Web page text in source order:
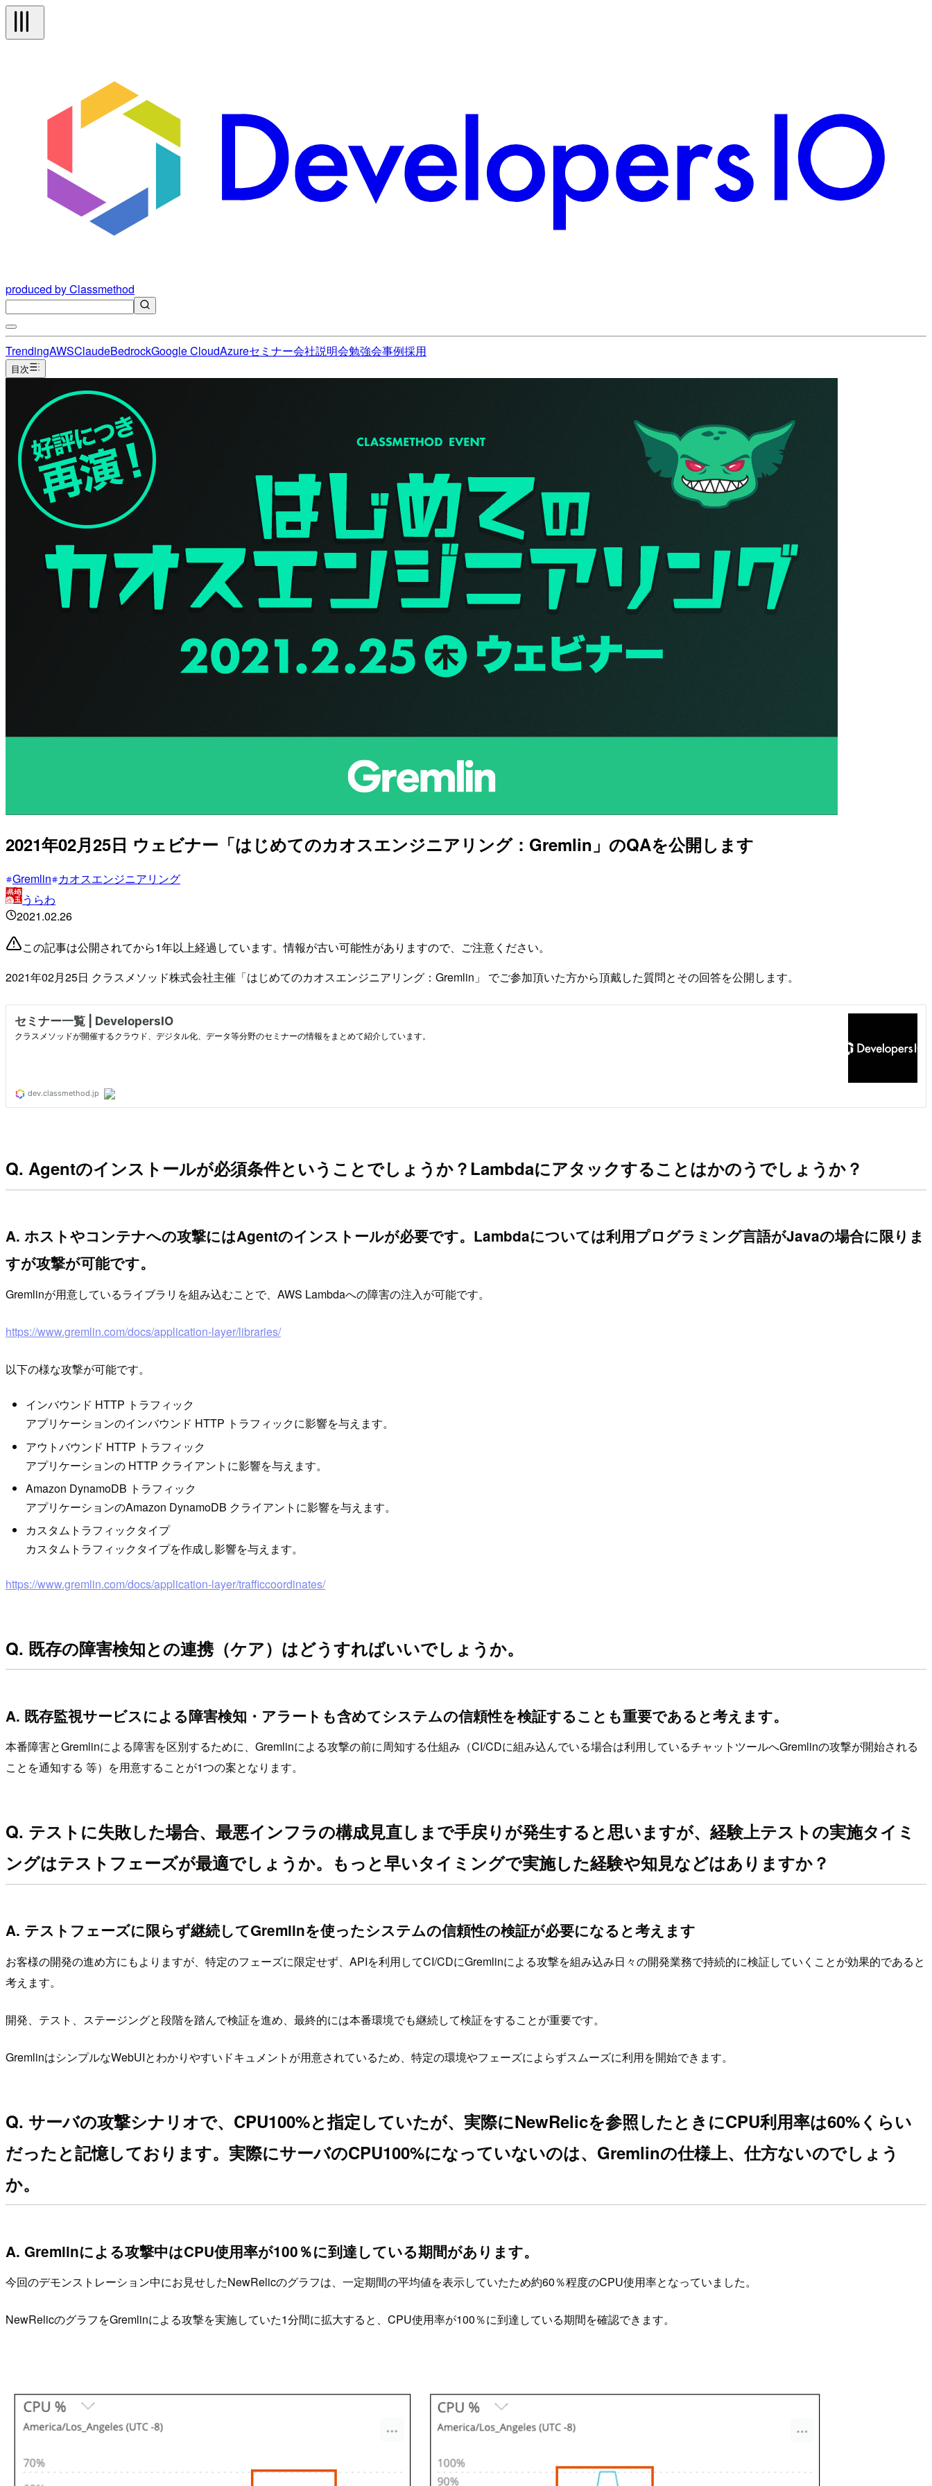
produced by Classmethod
TrendingAWSClaudeBedrockGoogle CloudAzureセミナー会社説明会勉強会事例採用
目次
2021年02月25日 ウェビナー「はじめてのカオスエンジニアリング：Gremlin」のQAを公開します
Gremlin カオスエンジニアリング
うらわ
2021.02.26
この記事は公開されてから1年以上経過しています。情報が古い可能性がありますので、ご注意ください。
2021年02月25日 クラスメソッド株式会社主催「はじめてのカオスエンジニアリング：Gremlin」 でご参加頂いた方から頂戴した質問とその回答を公開します。
Q. Agentのインストールが必須条件ということでしょうか？Lambdaにアタックすることはかのうでしょうか？
A. ホストやコンテナへの攻撃にはAgentのインストールが必要です。Lambdaについては利用プログラミング言語がJavaの場合に限りま
すが攻撃が可能です。
Gremlinが用意しているライブラリを組み込むことで、AWS Lambdaへの障害の注入が可能です。
https://www.gremlin.com/docs/application-layer/libraries/
以下の様な攻撃が可能です。
インバウンド HTTP トラフィック
アプリケーションのインバウンド HTTP トラフィックに影響を与えます。
アウトバウンド HTTP トラフィック
アプリケーションの HTTP クライアントに影響を与えます。
Amazon DynamoDB トラフィック
アプリケーションのAmazon DynamoDB クライアントに影響を与えます。
カスタムトラフィックタイプ
カスタムトラフィックタイプを作成し影響を与えます。
https://www.gremlin.com/docs/application-layer/trafficcoordinates/
Q. 既存の障害検知との連携（ケア）はどうすればいいでしょうか。
A. 既存監視サービスによる障害検知・アラートも含めてシステムの信頼性を検証することも重要であると考えます。
本番障害とGremlinによる障害を区別するために、Gremlinによる攻撃の前に周知する仕組み（CI/CDに組み込んでいる場合は利用しているチャットツールへGremlinの攻撃が開始される
ことを通知する 等）を用意することが1つの案となります。
Q. テストに失敗した場合、最悪インフラの構成見直しまで手戻りが発生すると思いますが、経験上テストの実施タイミ
ングはテストフェーズが最適でしょうか。もっと早いタイミングで実施した経験や知見などはありますか？
A. テストフェーズに限らず継続してGremlinを使ったシステムの信頼性の検証が必要になると考えます
お客様の開発の進め方にもよりますが、特定のフェーズに限定せず、APIを利用してCI/CDにGremlinによる攻撃を組み込み日々の開発業務で持続的に検証していくことが効果的であると
考えます。
開発、テスト、ステージングと段階を踏んで検証を進め、最終的には本番環境でも継続して検証をすることが重要です。
GremlinはシンプルなWebUIとわかりやすいドキュメントが用意されているため、特定の環境やフェーズによらずスムーズに利用を開始できます。
Q. サーバの攻撃シナリオで、CPU100%と指定していたが、実際にNewRelicを参照したときにCPU利用率は60%くらい
だったと記憶しております。実際にサーバのCPU100%になっていないのは、Gremlinの仕様上、仕方ないのでしょう
か。
A. Gremlinによる攻撃中はCPU使用率が100％に到達している期間があります。
今回のデモンストレーション中にお見せしたNewRelicのグラフは、一定期間の平均値を表示していたため約60％程度のCPU使用率となっていました。
NewRelicのグラフをGremlinによる攻撃を実施していた1分間に拡大すると、CPU使用率が100％に到達している期間を確認できます。